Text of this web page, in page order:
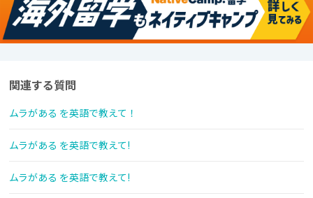
関連する質問
ムラがある を英語で教えて！
ムラがある を英語で教えて!
ムラがある を英語で教えて!